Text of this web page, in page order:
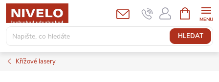
Přejít
obsah
HLEDAT
NÁKUPNÍ
KOŠÍK
Křížové lasery